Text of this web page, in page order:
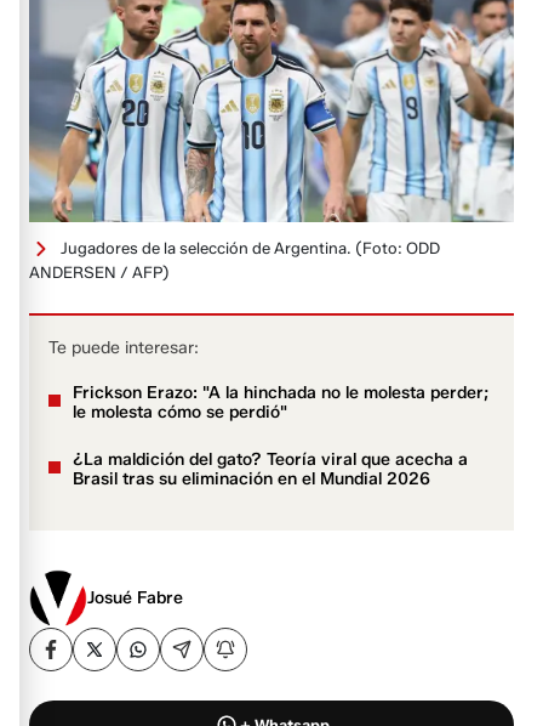
Jugadores de la selección de Argentina. (Foto: ODD
ANDERSEN / AFP)
Te puede interesar:
Frickson Erazo: "A la hinchada no le molesta perder;
le molesta cómo se perdió"
¿La maldición del gato? Teoría viral que acecha a
Brasil tras su eliminación en el Mundial 2026
Josué Fabre